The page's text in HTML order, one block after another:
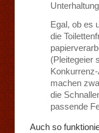
Egal, ob es
die
(Pleitegeier
machen
die
passende
Auch so